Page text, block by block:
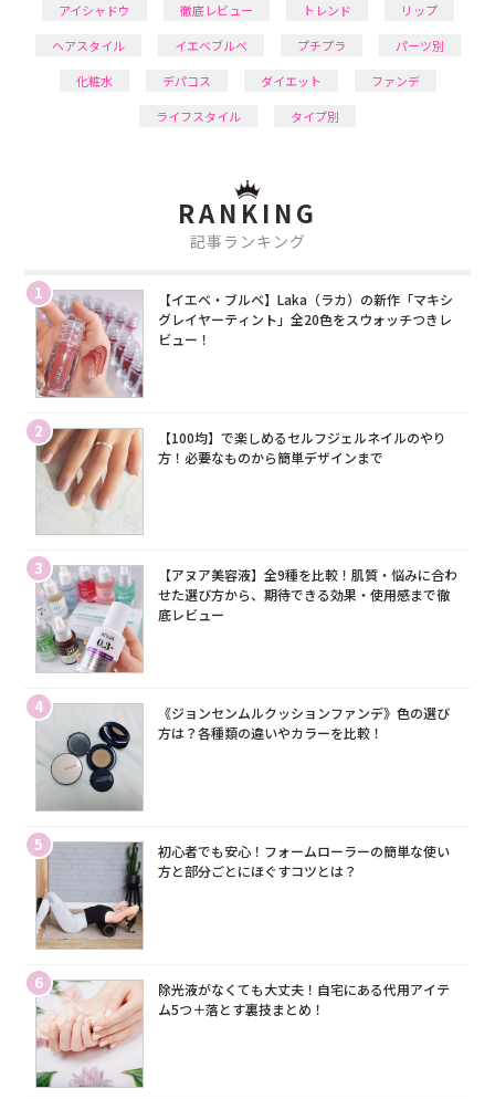
アイシャドウ
徹底レビュー トレンド
リップ
ヘアスタイル
イエベブルベ プチプラ
パーツ別
化粧水
デパコス ダイエット
ファンデ
ライフスタイル
タイプ別
RANKING
記事ランキング
1
【イエベ・ブルベ】Laka（ラカ）の新作「マキシ
グレイヤーティント」全20色をスウォッチつきレ
ビュー！
2
【100均】で楽しめるセルフジェルネイルのやり
方！必要なものから簡単デザインまで
3
【アヌア美容液】全9種を比較！肌質・悩みに合わ
せた選び方から、期待できる効果・使用感まで徹
底レビュー
4
《ジョンセンムルクッションファンデ》色の選び
方は？各種類の違いやカラーを比較！
5
初心者でも安心！フォームローラーの簡単な使い
方と部分ごとにほぐすコツとは？
6
除光液がなくても大丈夫！自宅にある代用アイテ
ム5つ＋落とす裏技まとめ！